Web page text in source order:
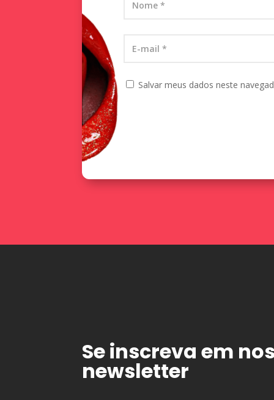
Salvar meus dados neste
Se inscreva em
newsletter